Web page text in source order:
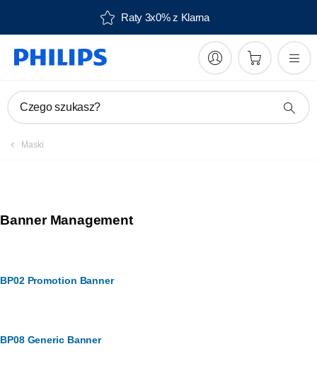
Raty 3x0% z Klarna
Czego szukasz?
Maski
Banner Management
BP02 Promotion Banner
BP08 Generic Banner